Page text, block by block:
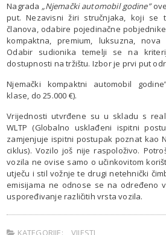
Nagrada „Njemački automobil godine”
put. Nezavisni žiri stručnjaka, koji se
članova, odabire pojedinačne
kompaktna, premium, luksuzna,
Odabir sudionika temelji se na
dostupnosti na tržištu. Izbor je prvi put
Njemački kompaktni automobil
klase, do 25.000 €).
Vrijednosti utvrđene su u skladu s
WLTP (Globalno usklađeni ispitni
zamjenjuje ispitni postupak poznat kao
ciklus). Vozilo još nije raspoloživo.
vozila ne ovise samo o učinkovitom
utječu i stil vožnje te drugi netehnički
emisijama ne odnose se na određeno
uspoređivanje različitih vrsta vozila.
KATEGORIJE: VIJESTI